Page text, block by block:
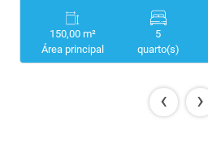
150,00 m²
Área principal
5
quarto(s)
‹ ›